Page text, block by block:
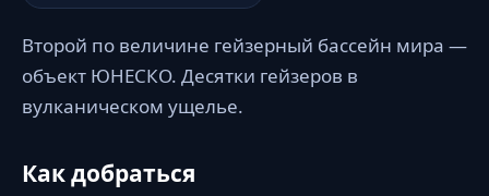
Второй по величине гейзерный бассейн мира —
объект ЮНЕСКО. Десятки гейзеров в
вулканическом ущелье.
Как добраться